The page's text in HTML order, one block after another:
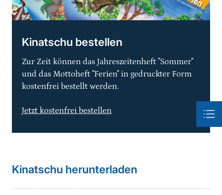
Kinatschu bestellen
Zur Zeit können das Jahreszeitenheft "Sommer"
und das Mottoheft "Ferien" in gedruckter Form
kostenfrei bestellt werden.
Jetzt kostenfrei bestellen
Kinatschu herunterladen